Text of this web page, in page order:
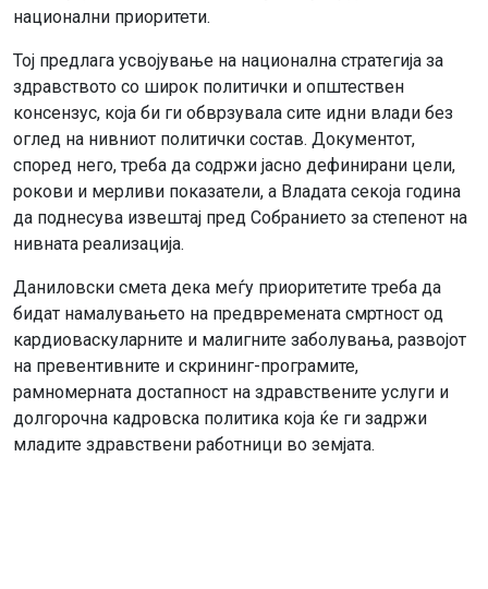
национални приоритети.
Тој предлага усвојување на национална стратегија за
здравството со широк политички и општествен
консензус, која би ги обврзувала сите идни влади без
оглед на нивниот политички состав. Документот,
според него, треба да содржи јасно дефинирани цели,
рокови и мерливи показатели, а Владата секоја година
да поднесува извештај пред Собранието за степенот на
нивната реализација.
Даниловски смета дека меѓу приоритетите треба да
бидат намалувањето на предвремената смртност од
кардиоваскуларните и малигните заболувања, развојот
на превентивните и скрининг-програмите,
рамномерната достапност на здравствените услуги и
долгорочна кадровска политика која ќе ги задржи
младите здравствени работници во земјата.